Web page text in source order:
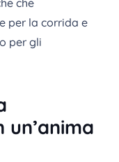
che
per la corrida e
per gli
un’anima